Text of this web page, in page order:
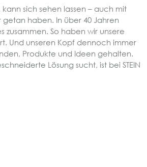
sich sehen lassen – auch mit
getan haben. In über 40 Jahren
zusammen. So haben wir unsere
Und unseren Kopf dennoch immer
Produkte und Ideen gehalten.
Lösung sucht, ist bei STEIN